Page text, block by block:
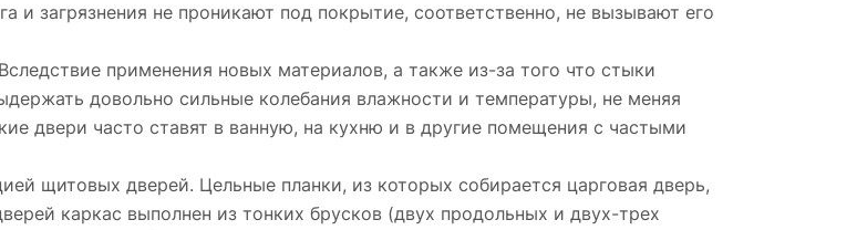
и загрязнения не проникают под покрытие, соответственно, не вызывают его
применения новых материалов, а также из-за того что стыки
довольно сильные колебания влажности и температуры, не меняя
двери часто ставят в ванную, на кухню и в другие помещения с частыми
щитовых дверей. Цельные планки, из которых собирается царговая дверь,
каркас выполнен из тонких брусков (двух продольных и двух-трех